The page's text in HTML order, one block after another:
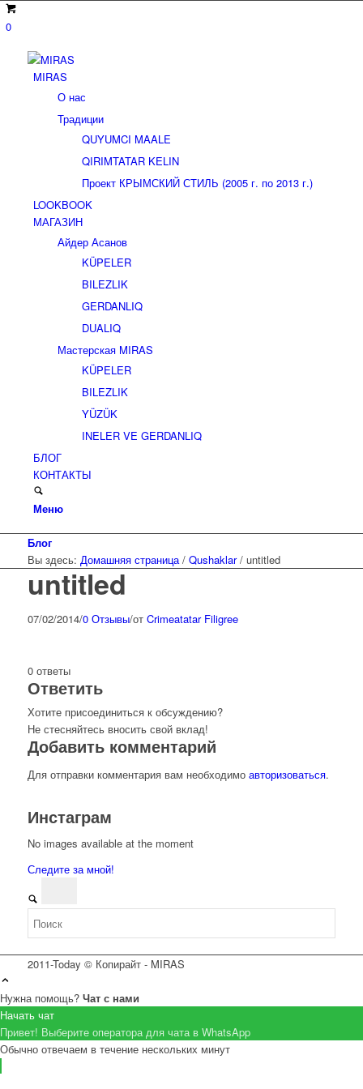
0
MIRAS
О нас
Традиции
QUYUMCI MAALE
QIRIMTATAR KELIN
Проект КРЫМСКИЙ СТИЛЬ (2005 г. по 2013 г.)
LOOKBOOK
МАГАЗИН
Айдер Асанов
KÜPELER
BILEZLIK
GERDANLIQ
DUALIQ
Мастерская MIRAS
KÜPELER
BILEZLIK
YÜZÜK
INELER VE GERDANLIQ
БЛОГ
КОНТАКТЫ
Меню
Блог
Вы здесь: Домашняя страница / Qushaklar / untitled
untitled
07/02/2014/0 Отзывы/от Crimeatatar Filigree
0 ответы
Ответить
Хотите присоединиться к обсуждению?
Не стесняйтесь вносить свой вклад!
Добавить комментарий
Для отправки комментария вам необходимо авторизоваться.
Инстаграм
No images available at the moment
Следите за мной!
2011-Today © Копирайт - MIRAS
Нужна помощь? Чат с нами
Начать чат
Привет! Выберите оператора для чата в WhatsApp
Обычно отвечаем в течение нескольких минут